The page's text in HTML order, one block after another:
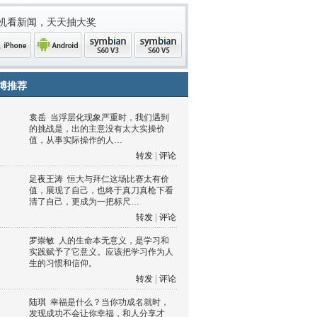
看新闻，天天抽大奖
Android symbian
推荐
袁岳 当浮层化现象严重时，我们遇到
的挑战是，出的主意没有太大实操价
值，从事实际操作的人…
转发
评论
足夜王涛 恒大与拜仁这场比赛太有价
值，展现了自己，也终于真刀真枪下看
清了自己，更成为一把标尺…
转发
评论
罗崇敏 人的生命本无意义，是学习和
实践赋予了它意义。应该把学习作为人
生的习惯和信仰。
转发
评论
陆琪 幸福是什么？当你功成名就时，
发现成功不会让你幸福，和人分享才